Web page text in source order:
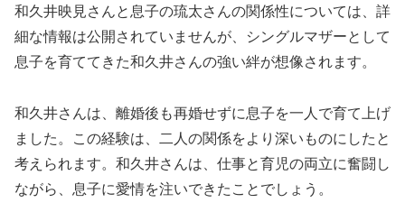
和久井映見さんと息子の琉太さんの関係性については、詳
細な情報は公開されていませんが、シングルマザーとして
息子を育ててきた和久井さんの強い絆が想像されます。
和久井さんは、離婚後も再婚せずに息子を一人で育て上げ
ました。この経験は、二人の関係をより深いものにしたと
考えられます。和久井さんは、仕事と育児の両立に奮闘し
ながら、息子に愛情を注いできたことでしょう。